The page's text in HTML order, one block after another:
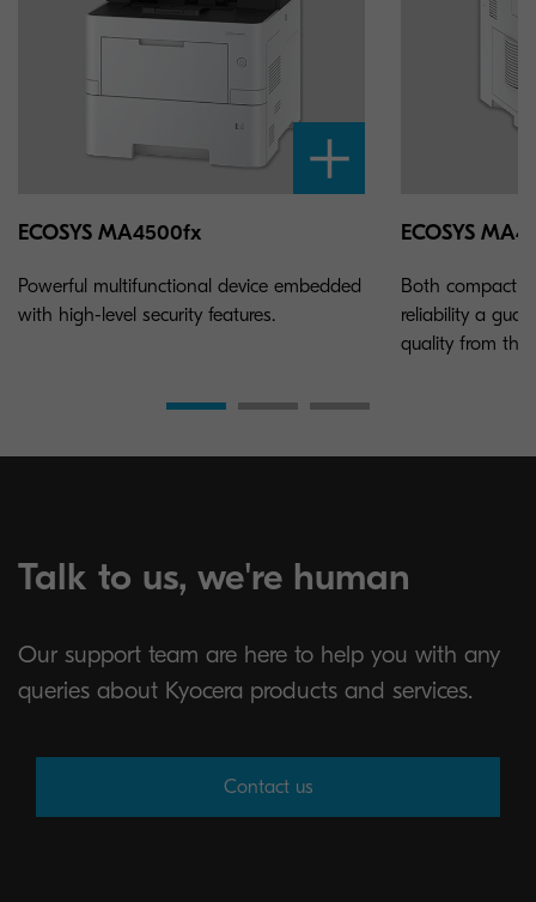
ECOSYS MA4500fx
Powerful multifunctional device embedded
with high-level security features.
ECOSYS
Both compact
reliability a
quality from
Talk to us, we're human
Our support team are here to help you with any
queries about Kyocera products and services.
Contact us